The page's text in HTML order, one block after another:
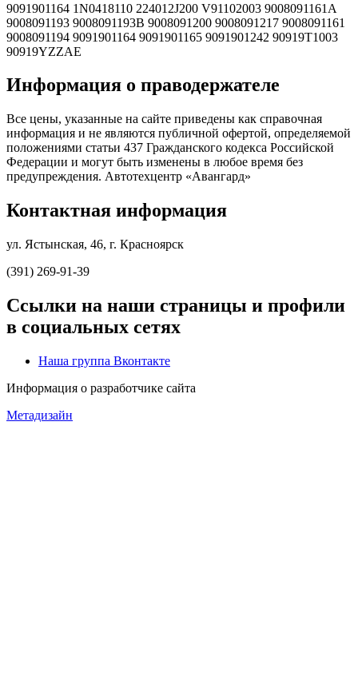
9091901164 1N0418110 224012J200 V91102003 9008091161A
9008091193 9008091193B 9008091200 9008091217 9008091161
9008091194 9091901164 9091901165 9091901242 90919T1003
90919YZZAE
Информация о праводержателе
Все цены, указанные на сайте приведены как справочная
информация и не являются публичной офертой, определяемой
положениями статьи 437 Гражданского кодекса Российской
Федерации и могут быть изменены в любое время без
предупреждения. Автотехцентр «Авангард»
Контактная информация
ул. Ястынская, 46, г. Красноярск
(391) 269-91-39
Ссылки на наши страницы и профили
в социальных сетях
Наша группа Вконтакте
Информация о разработчике сайта
Метадизайн